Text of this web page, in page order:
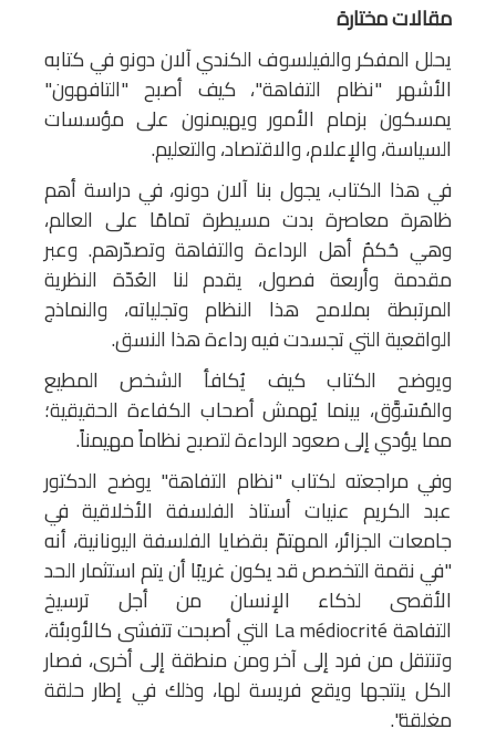
مقالات مختارة
يحلل المفكر والفيلسوف الكندي آلان دونو في كتابه
الأشهر "نظام التفاهة"، كيف أصبح "التافهون"
يمسكون بزمام الأمور ويهيمنون على مؤسسات
السياسة، والإعلام، والاقتصاد، والتعليم.
في هذا الكتاب، يجول بنا آلان دونو، في دراسة أهم
ظاهرة معاصرة بدت مسيطرة تمامًا على العالم،
وهي حُكمُ أهل الرداءة والتفاهة وتصدّرهم. وعبر
مقدمة وأربعة فصول، يقدم لنا العُدّة النظرية
المرتبطة بملامح هذا النظام وتجلياته، والنماذج
الواقعية التي تجسدت فيه رداءة هذا النسق.
ويوضح الكتاب كيف يُكافأ الشخص المطيع
والمُسَوَّق، بينما يُهمش أصحاب الكفاءة الحقيقية؛
مما يؤدي إلى صعود الرداءة لتصبح نظاماً مهيمناً.
وفي مراجعته لكتاب "نظام التفاهة" يوضح الدكتور
عبد الكريم عنيات أستاذ الفلسفة الأخلاقية في
جامعات الجزائر، المهتمّ بقضايا الفلسفة اليونانية، أنه
"في نقمة التخصص قد يكون غريبًا أن يتم استثمار الحد
الأقصى لذكاء الإنسان من أجل ترسيخ
التفاهة La médiocrité التي أصبحت تتفشى كالأوبئة،
وتنتقل من فرد إلى آخر ومن منطقة إلى أخرى، فصار
الكل ينتجها ويقع فريسة لها، وذلك في إطار حلقة
مغلقة".